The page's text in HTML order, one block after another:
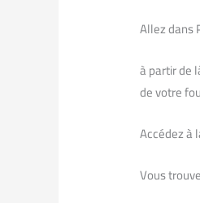
Allez dans
à partir de
de votre
Accédez à
Vous